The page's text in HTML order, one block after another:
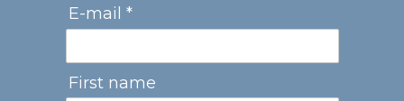
E-mail *
First name